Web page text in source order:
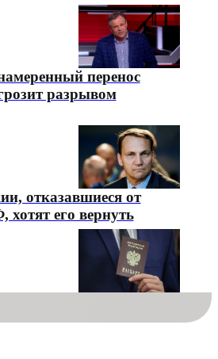
перенос
разрывом
отказавшиеся от
хотят его вернуть